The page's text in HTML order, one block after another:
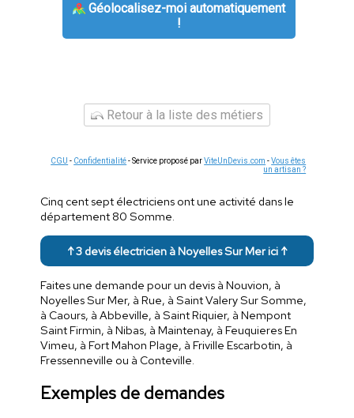
Géolocalisez-moi automatiquement
!
Retour à la liste des métiers
CGU - Confidentialité- Service proposé parViteUnDevis.com -Vous êtes
un artisan ?
Cinq cent sept électriciens ont une activité dans le
département 80 Somme.
↑ 3 devis électricien à Noyelles Sur Mer ici ↑
Faites une demande pour un devis à Nouvion, à
Noyelles Sur Mer, à Rue, à Saint Valery Sur Somme,
à Caours, à Abbeville, à Saint Riquier, à Nempont
Saint Firmin, à Nibas, à Maintenay, à Feuquieres En
Vimeu, à Fort Mahon Plage, à Friville Escarbotin, à
Fressenneville ou à Conteville.
Exemples de demandes